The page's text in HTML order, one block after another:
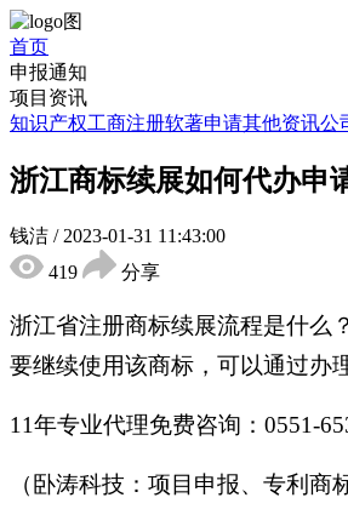
首页
申报通知
项目资讯
知识产权工商注册软著申请其他资讯公
浙江商标续展如何代办申
钱洁 / 2023-01-31 11:43:00
419
分享
浙江省注册商标续展流程是什么
要继续使用该商标，可以通过办
11年专业代理免费咨询：0551-
（卧涛科技：项目申报、专利